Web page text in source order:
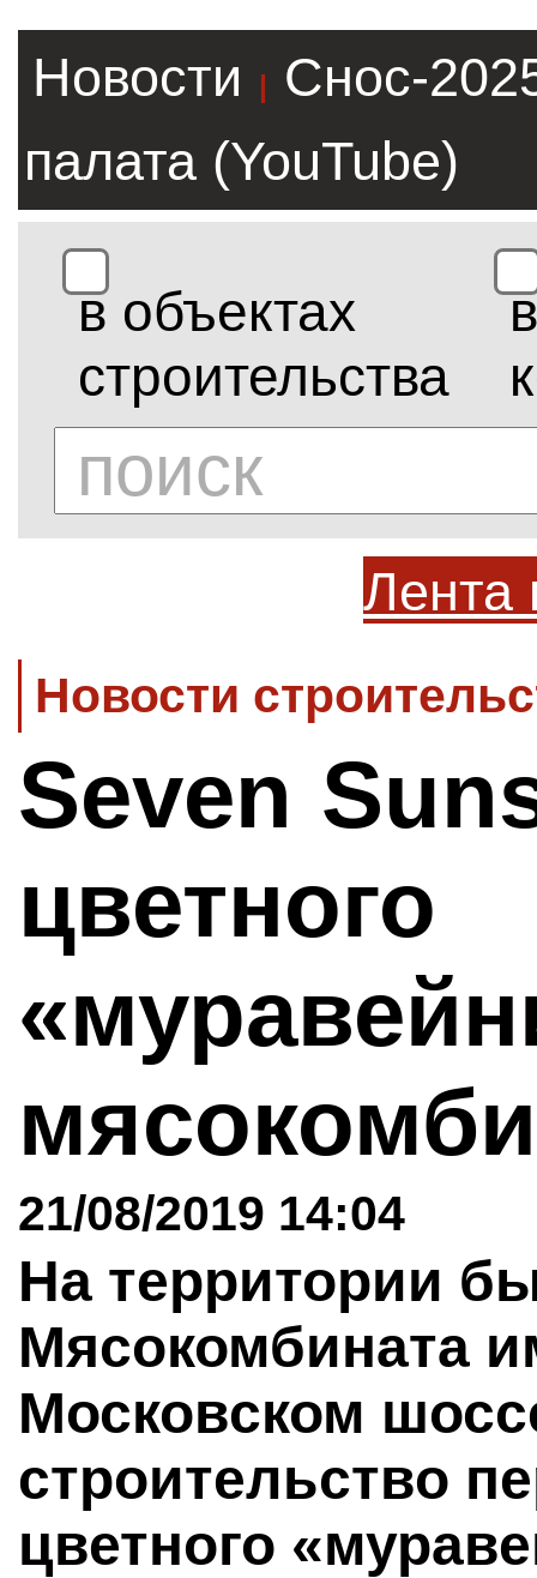
Новости |
Снос-
палата (YouTube)
в объектах
строительства
в
Лента
Новости
Seven
цветного
21/08/2019 14:04
На территории
Мясокомбината
Московском
строительство
цветного